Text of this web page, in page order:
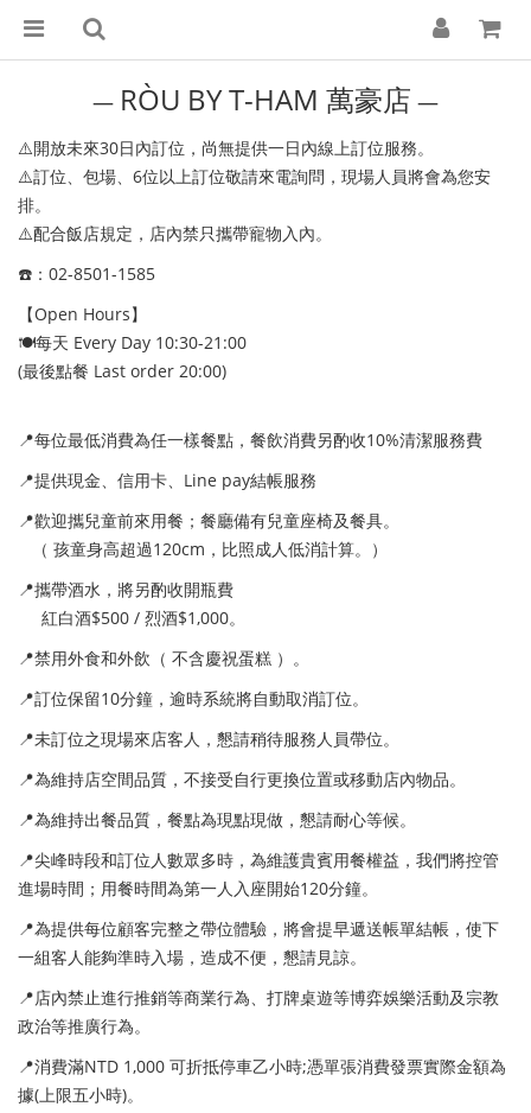
― RÒU BY T-HAM 萬豪店 ―
⚠️開放未來30日內訂位，尚無提供一日內線上訂位服務。
⚠️訂位、包場、6位以上訂位敬請來電詢問，現場人員將會為您安
排。
⚠️配合飯店規定，店內禁只攜帶寵物入內。
☎️：02-8501-1585
【Open Hours】
🍽️每天 Every Day 10:30-21:00
(最後點餐 Last order 20:00)
📍每位最低消費為任一樣餐點，餐飲消費另酌收10%清潔服務費
📍提供現金、信用卡、Line pay結帳服務
📍歡迎攜兒童前來用餐；餐廳備有兒童座椅及餐具。
（ 孩童身高超過120cm，比照成人低消計算。）
📍攜帶酒水，將另酌收開瓶費
紅白酒$500 / 烈酒$1,000。
📍禁用外食和外飲（ 不含慶祝蛋糕 ）。
📍訂位保留10分鐘，逾時系統將自動取消訂位。
📍未訂位之現場來店客人，懇請稍待服務人員帶位。
📍為維持店空間品質，不接受自行更換位置或移動店內物品。
📍為維持出餐品質，餐點為現點現做，懇請耐心等候。
📍尖峰時段和訂位人數眾多時，為維護貴賓用餐權益，我們將控管
進場時間；用餐時間為第一人入座開始120分鐘。
📍為提供每位顧客完整之帶位體驗，將會提早遞送帳單結帳，使下
一組客人能夠準時入場，造成不便，懇請見諒。
📍店內禁止進行推銷等商業行為、打牌桌遊等博弈娛樂活動及宗教
政治等推廣行為。
📍消費滿NTD 1,000 可折抵停車乙小時;憑單張消費發票實際金額為
據(上限五小時)。